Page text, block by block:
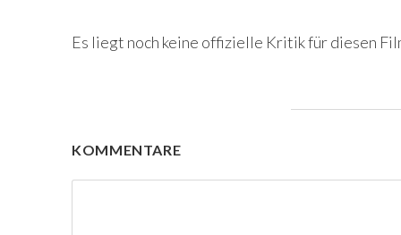
Es liegt noch keine offizielle Kritik für diesen
KOMMENTARE